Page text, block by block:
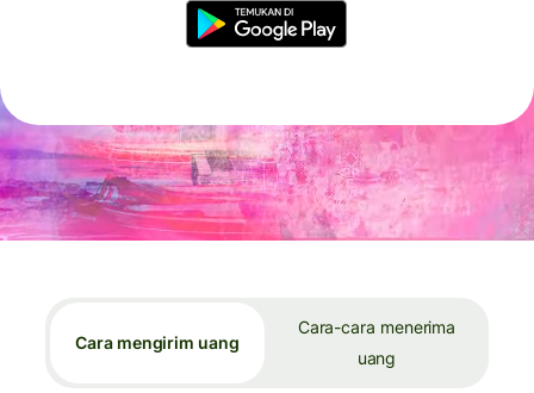
Cara mengirim uang
Cara-cara menerima
uang